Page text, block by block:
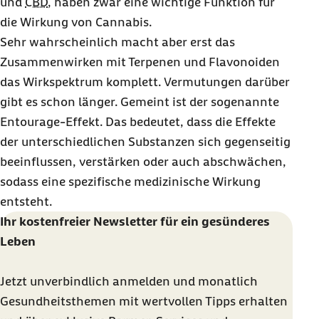
die Wirkung von Cannabis.
Sehr wahrscheinlich macht aber erst das
Zusammenwirken mit Terpenen und Flavonoiden
das Wirkspektrum komplett. Vermutungen darüber
gibt es schon länger. Gemeint ist der sogenannte
Entourage-Effekt. Das bedeutet, dass die Effekte
der unterschiedlichen Substanzen sich gegenseitig
beeinflussen, verstärken oder auch abschwächen,
sodass eine spezifische medizinische Wirkung
entsteht.
Ihr kostenfreier Newsletter für ein gesünderes
Leben
Jetzt unverbindlich anmelden und monatlich
Gesundheitsthemen mit wertvollen Tipps erhalten